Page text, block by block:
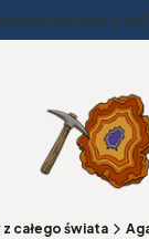
dostawa od
całego świata